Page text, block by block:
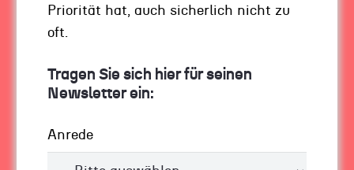
den Kopf in den Sand zu stecken. Und haben
Chancen verpasst – und gerade in den
Gutes Digitalisierung uns bringen kann
apropos Gutes …).
Um also von der Zukunft zu profitieren, sollten
Sie den Kopf nicht den Sand stecken, da gehört
Priorität hat, auch sicherlich nicht zu
oft.
Tragen Sie sich hier für seinen
Newsletter ein:
Anrede